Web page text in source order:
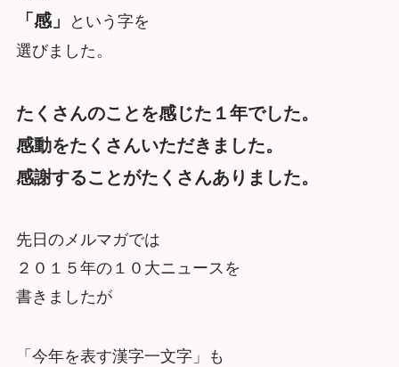
「感」
という字を
選びました。
たくさんのことを感じた１年でした。
感動をたくさんいただきました。
感謝することがたくさんありました。
先日のメルマガでは
２０１５年の１０大ニュースを
書きましたが
「今年を表す漢字一文字」も